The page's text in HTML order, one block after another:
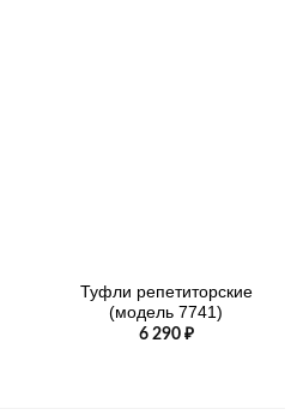
Туфли репетиторские
(модель 7741)
6 290 ₽